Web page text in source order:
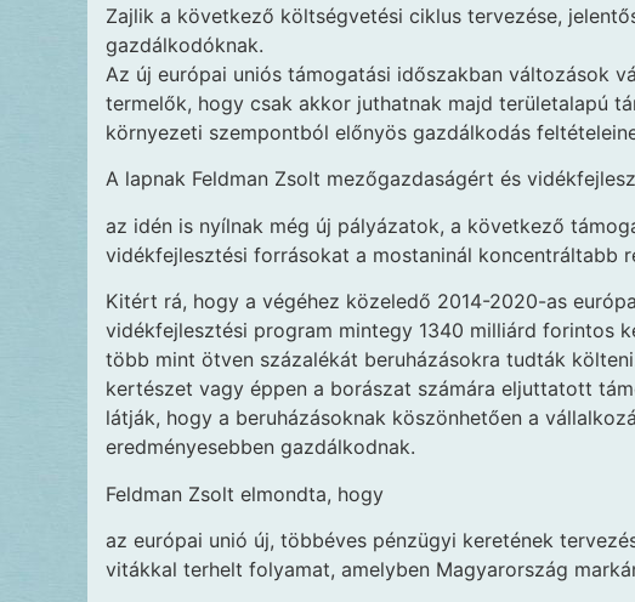
Zajlik a következő költségvetési ciklus tervezése,
gazdálkodóknak.
Az új európai uniós támogatási időszakban változások
termelők, hogy csak akkor juthatnak majd területalapú
környezeti szempontból előnyös gazdálkodás
A lapnak Feldman Zsolt mezőgazdaságért és
az idén is nyílnak még új pályázatok, a következő
vidékfejlesztési forrásokat a mostaninál koncentráltabb
Kitért rá, hogy a végéhez közeledő 2014-2020-as
vidékfejlesztési program mintegy 1340 milliárd forintos
több mint ötven százalékát beruházásokra tudták
kertészet vagy éppen a borászat számára eljuttatott
látják, hogy a beruházásoknak köszönhetően a
eredményesebben gazdálkodnak.
Feldman Zsolt elmondta, hogy
az európai unió új, többéves pénzügyi keretének
vitákkal terhelt folyamat, amelyben Magyarország